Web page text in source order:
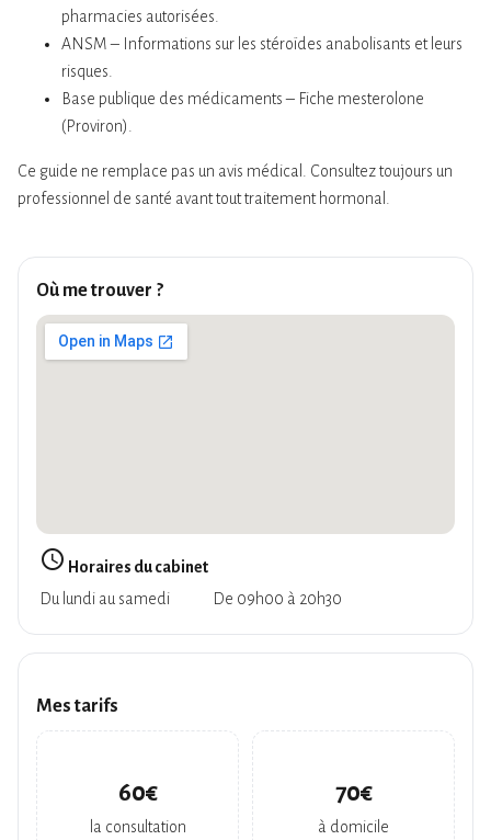
pharmacies autorisées.
ANSM – Informations sur les stéroïdes anabolisants et leurs
risques.
Base publique des médicaments – Fiche mesterolone
(Proviron).
Ce guide ne remplace pas un avis médical. Consultez toujours un
professionnel de santé avant tout traitement hormonal.
Où me trouver ?
query_builder Horaires du cabinet
Du lundi au samedi
De 09h00 à 20h30
Mes tarifs
60€
la consultation
70€
à domicile